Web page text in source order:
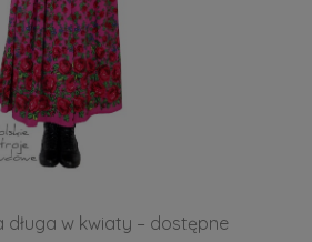
długa w kwiaty – dostępne